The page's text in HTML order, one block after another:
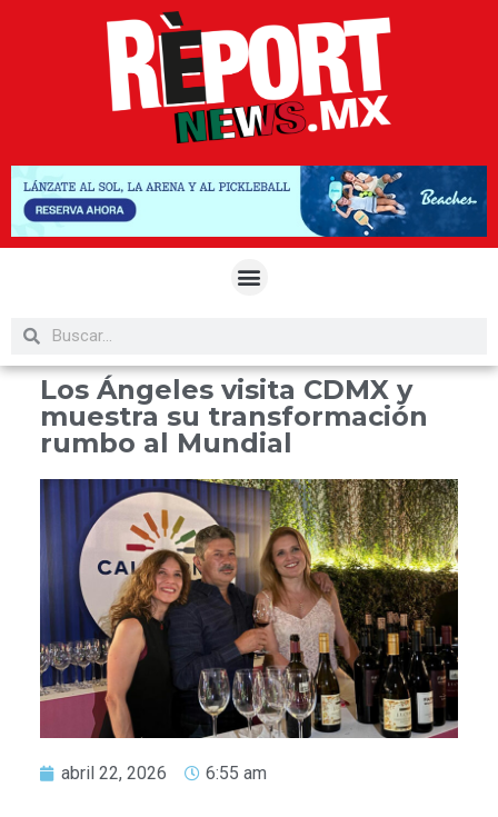
Los Ángeles visita CDMX y
muestra su transformación
rumbo al Mundial
abril 22, 2026 6:55 am